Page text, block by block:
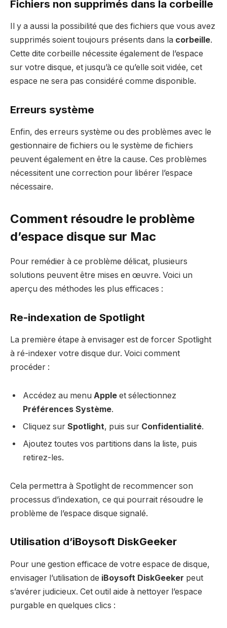
Fichiers non supprimés dans la corbeille
Il y a aussi la possibilité que des fichiers que vous avez
supprimés soient toujours présents dans la corbeille.
Cette dite corbeille nécessite également de l’espace
sur votre disque, et jusqu’à ce qu’elle soit vidée, cet
espace ne sera pas considéré comme disponible.
Erreurs système
Enfin, des erreurs système ou des problèmes avec le
gestionnaire de fichiers ou le système de fichiers
peuvent également en être la cause. Ces problèmes
nécessitent une correction pour libérer l’espace
nécessaire.
Comment résoudre le problème
d’espace disque sur Mac
Pour remédier à ce problème délicat, plusieurs
solutions peuvent être mises en œuvre. Voici un
aperçu des méthodes les plus efficaces :
Re-indexation de Spotlight
La première étape à envisager est de forcer Spotlight
à ré-indexer votre disque dur. Voici comment
procéder :
Accédez au menu Apple et sélectionnez
Préférences Système.
Cliquez sur Spotlight, puis sur Confidentialité.
Ajoutez toutes vos partitions dans la liste, puis
retirez-les.
Cela permettra à Spotlight de recommencer son
processus d’indexation, ce qui pourrait résoudre le
problème de l’espace disque signalé.
Utilisation d’iBoysoft DiskGeeker
Pour une gestion efficace de votre espace de disque,
envisager l’utilisation de iBoysoft DiskGeeker peut
s’avérer judicieux. Cet outil aide à nettoyer l’espace
purgable en quelques clics :